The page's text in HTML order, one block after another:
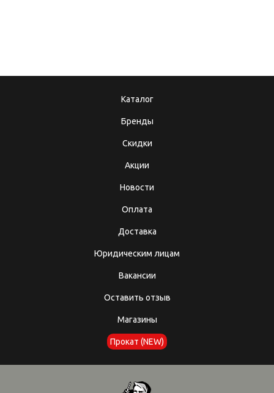
Каталог
Бренды
Скидки
Акции
Новости
Оплата
Доставка
Юридическим лицам
Вакансии
Оставить отзыв
Магазины
Прокат (NEW)